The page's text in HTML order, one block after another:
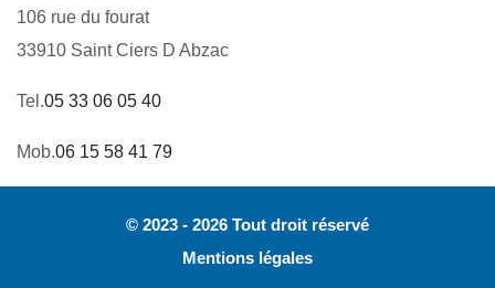
106 rue du fourat
33910 Saint Ciers D Abzac
Tel.05 33 06 05 40
Mob.06 15 58 41 79
© 2023 - 2026 Tout droit réservé
Mentions légales